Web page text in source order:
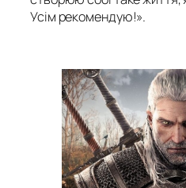
Усім рекомендую!».